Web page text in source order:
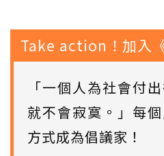
Take action！加入
「一個人為社會付
就不會寂寞。」每
方式成為倡議家！